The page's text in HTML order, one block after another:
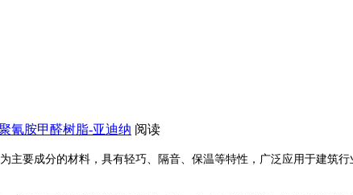
氰胺甲醛树脂-亚迪纳 阅读
主要成分的材料，具有轻巧、隔音、保温等特性，广泛应用于建筑行